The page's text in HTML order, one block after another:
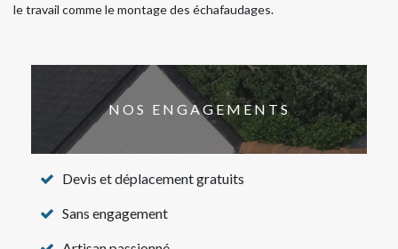
le travail comme le montage des échafaudages.
NOS ENGAGEMENTS
Devis et déplacement gratuits
Sans engagement